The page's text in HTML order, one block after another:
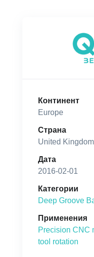
Континент
Europe
Страна
United Kingdom
Дата
2016-02-01
Категории
Deep Groove
Применения
Precision CNC
tool rotation